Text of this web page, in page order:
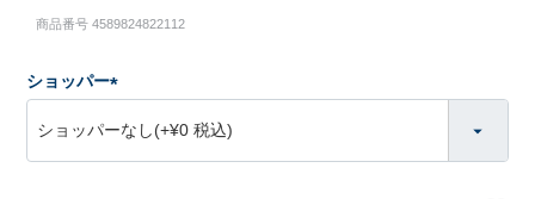
商品番号 4589824822112
ショッパー
必
須